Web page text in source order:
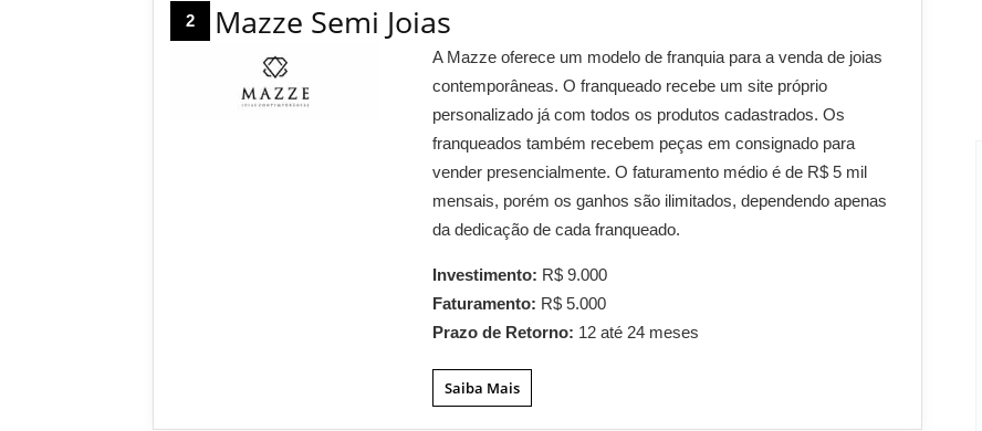
2 Mazze Semi Joias
A Mazze oferece um modelo de franquia para a venda de joias
contemporâneas. O franqueado recebe um site próprio
personalizado já com todos os produtos cadastrados. Os
franqueados também recebem peças em consignado para
vender presencialmente. O faturamento médio é de R$ 5 mil
mensais, porém os ganhos são ilimitados, dependendo apenas
da dedicação de cada franqueado.
Investimento: R$ 9.000
Faturamento: R$ 5.000
Prazo de Retorno: 12 até 24 meses
Saiba Mais